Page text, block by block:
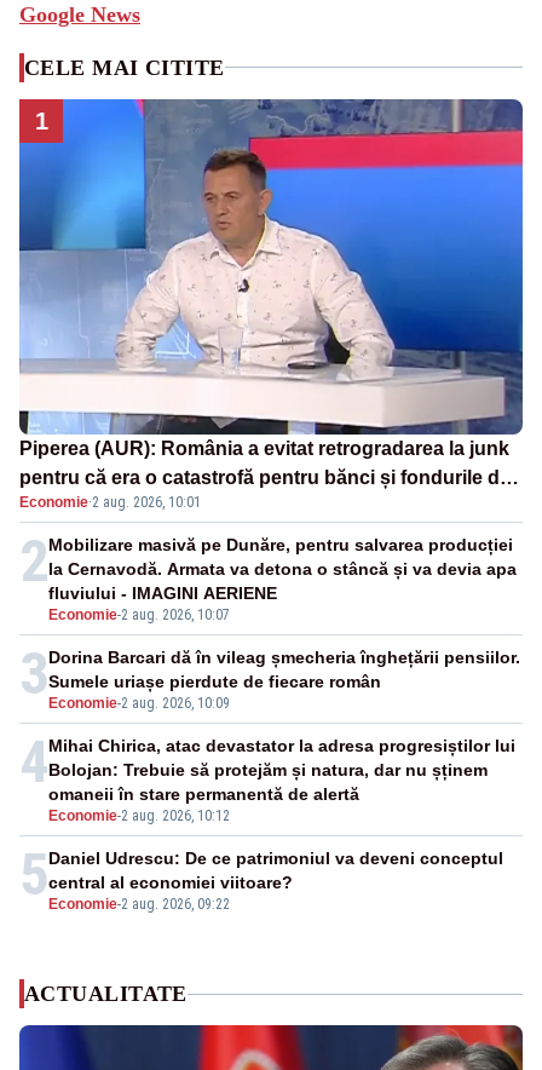
Google News
CELE MAI CITITE
1
Piperea (AUR): România a evitat retrogradarea la junk
pentru că era o catastrofă pentru bănci și fondurile de
pensii
Economie·2 aug. 2026, 10:01
2
Economie-2 aug. 2026, 10:07
Mobilizare masivă pe Dunăre, pentru salvarea producției
la Cernavodă. Armata va detona o stâncă și va devia apa
fluviului - IMAGINI AERIENE
3 Economie-2 aug. 2026, 10:09
Dorina Barcari dă în vileag șmecheria înghețării pensiilor.
Sumele uriașe pierdute de fiecare român
4
Economie-2 aug. 2026, 10:12
Mihai Chirica, atac devastator la adresa progresiștilor lui
Bolojan: Trebuie să protejăm și natura, dar nu șținem
omaneii în stare permanentă de alertă
5 Economie-2 aug. 2026, 09:22
Daniel Udrescu: De ce patrimoniul va deveni conceptul
central al economiei viitoare?
ACTUALITATE